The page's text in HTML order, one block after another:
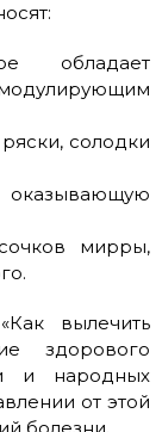
обладает
солодки
мирры,
вылечить
здорового
и народных
от этой